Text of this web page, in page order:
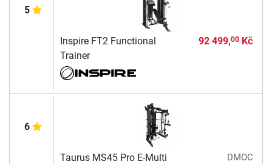
5
Inspire FT2 Functional
Trainer
92 499,00Kč
6
Taurus MS45 Pro E-Multi
DMOC